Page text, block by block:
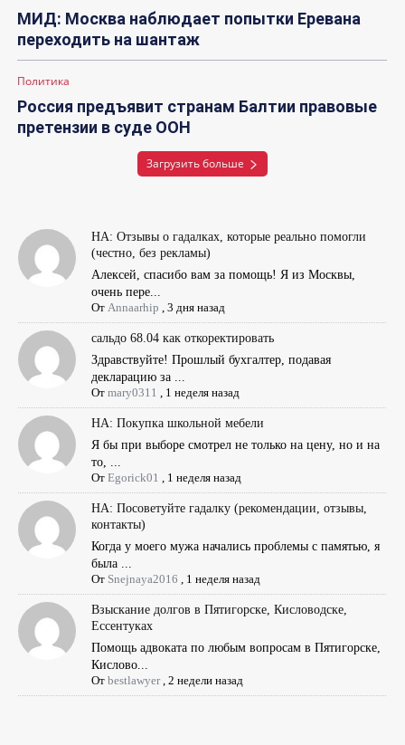
МИД: Москва наблюдает попытки Еревана
переходить на шантаж
Политика
Россия предъявит странам Балтии правовые
претензии в суде ООН
Загрузить больше
НА: Отзывы о гадалках, которые реально помогли
(честно, без рекламы)
Алексей, спасибо вам за помощь! Я из Москвы,
очень пере...
От Annaarhip ,3 дня назад
сальдо 68.04 как откоректировать
Здравствуйте! Прошлый бухгалтер, подавая
декларацию за ...
Отmary0311 1 неделя назад
НА: Покупка школьной мебели
Я бы при выборе смотрел не только на цену, но и на
то, ...
ОтEgorick01 1 неделя назад
НА: Посоветуйте гадалку (рекомендации, отзывы,
контакты)
Когда у моего мужа начались проблемы с памятью, я
была ...
От Snejnaya2016 1 неделя назад
Взыскание долгов в Пятигорске, Кисловодске,
Ессентуках
Помощь адвоката по любым вопросам в Пятигорске,
Кислово...
Отbestlawyer,2 недели назад